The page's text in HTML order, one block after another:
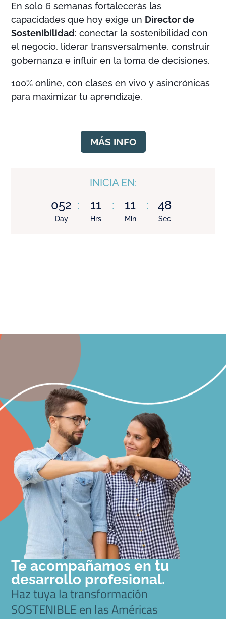
En solo 6 semanas fortalecerás las
capacidades que hoy exige un Director de
Sostenibilidad: conectar la sostenibilidad con
el negocio, liderar transversalmente, construir
gobernanza e influir en la toma de decisiones.
100% online, con clases en vivo y asincrónicas
para maximizar tu aprendizaje.
MÁS INFO
INICIA EN:
052
Day
: 11
Hrs
: 11
Min
: 47
Sec
Te acompañamos en tu
desarrollo profesional.
Haz tuya la transformación
SOSTENIBLE en las Américas